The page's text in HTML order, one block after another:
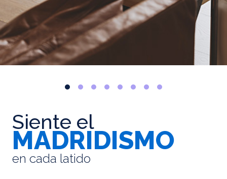
Siente el
MADRIDISMO
en cada latido